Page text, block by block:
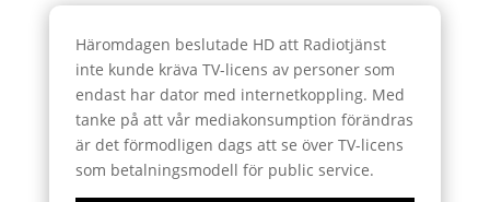
Häromdagen beslutade HD att Radiotjänst
inte kunde kräva TV-licens av personer som
endast har dator med internetkoppling. Med
tanke på att vår mediakonsumption förändras
är det förmodligen dags att se över TV-licens
som betalningsmodell för public service.